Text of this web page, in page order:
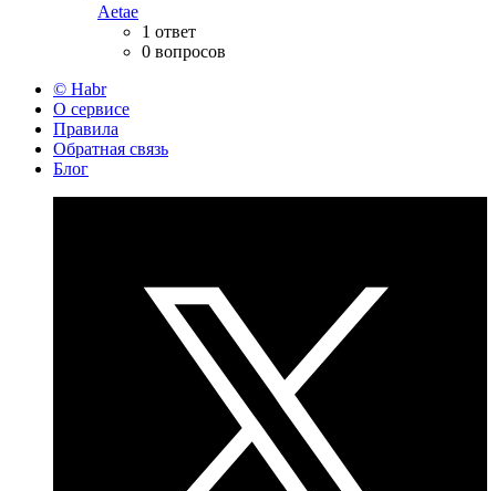
Aetae
1 ответ
0 вопросов
© Habr
О сервисе
Правила
Обратная связь
Блог